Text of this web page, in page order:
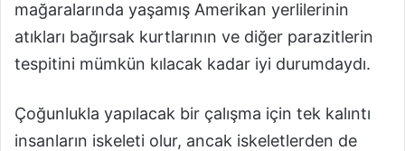
mağaralarında yaşamış Amerikan yerlilerinin
atıkları bağırsak kurtlarının ve diğer parazitlerin
tespitini mümkün kılacak kadar iyi durumdaydı.
Çoğunlukla yapılacak bir çalışma için tek kalıntı
insanların iskeleti olur, ancak iskeletlerden de